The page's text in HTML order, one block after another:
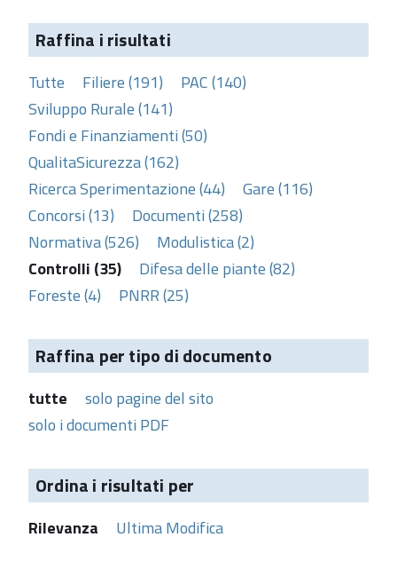
Raffina i risultati
Tutte Filiere (191)
PAC (140)
Sviluppo Rurale (141)
Fondi e Finanziamenti (50)
QualitaSicurezza (162)
Ricerca Sperimentazione (44)
Gare (116)
Concorsi (13)
Documenti (258)
Normativa (526)
Modulistica (2)
Controlli (35)
Difesa delle piante (82)
Foreste (4)
PNRR (25)
Raffina per tipo di documento
tutte
solo pagine del sito
solo i documenti PDF
Ordina i risultati per
Rilevanza Ultima Modifica